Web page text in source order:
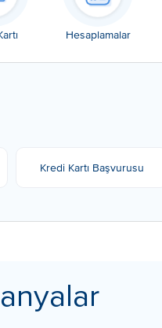
Hesaplamalar
Kredi Kartı Başvurusu